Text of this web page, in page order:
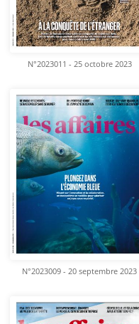
N°2023011 - 25 octobre 2023
N°2023009 - 20 septembre 2023